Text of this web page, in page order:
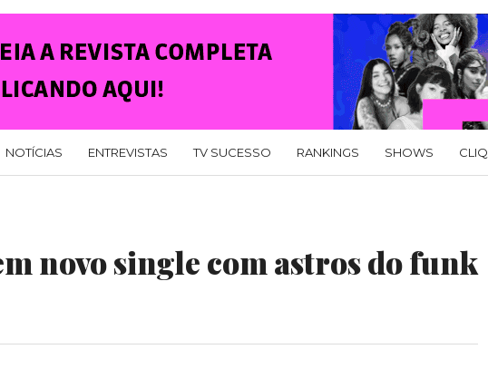
NOTÍCIAS ENTREVISTAS TV SUCESSO RANKINGS SHOWS
novo single com astros do funk